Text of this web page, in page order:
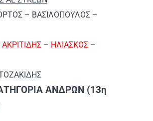
– ΒΑΣΙΛΟΠΟΥΛΟΣ –
ΑΚΡΙΤΙΔΗΣ – ΗΛΙΑΣΚΟΣ –
ΑΝΔΡΩΝ (13η